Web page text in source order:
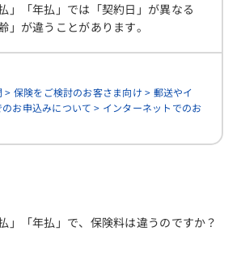
」「年払」では「契約日」が異なる
」が違うことがあります。
> 保険をご検討のお客さま向け > 郵送やイ
お申込みについて > インターネットでのお
」「年払」で、保険料は違うのですか？